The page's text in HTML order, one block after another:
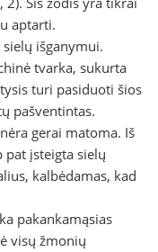
aptarti.
išganymui.
tvarka, sukurta
turi pasiduoti šios
pašventintas.
gerai matoma. Iš
pat įsteigta sielų
kalbėdamas, kad
pakankamąsias
visų žmonių